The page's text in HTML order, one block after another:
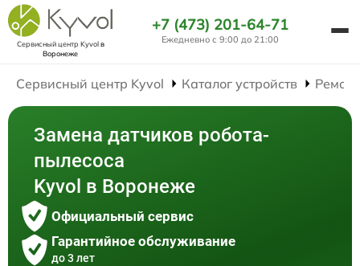
Сервисный центр Kyvolв
Воронеже
+7 (473) 201-64-71
Ежедневно с 9:00 до 21:00
Сервисный центр Kyvol Каталог устройств
Замена датчиков робота-
пылесоса
Kyvol в Воронеже
Официальный сервис
Гарантийное обслуживание
до 3 лет